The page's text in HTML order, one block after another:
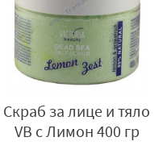
Скраб за лице и тяло
VB с Лимон 400 гр